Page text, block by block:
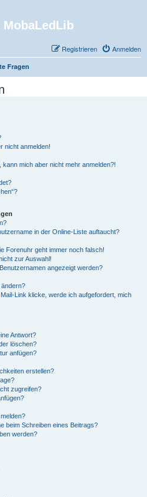
MobaLedLib
Anmelden
Registrieren
Fragen
nicht anmelden!
mich aber nicht mehr anmelden?!
in der Online-Liste auftaucht?
Forenuhr geht immer noch falsch!
zur Auswahl!
angezeigt werden?
Link klicke, werde ich aufgefordert, mich
Antwort?
löschen?
anfügen?
erstellen?
zugreifen?
beim Schreiben eines Beitrags?
werden?